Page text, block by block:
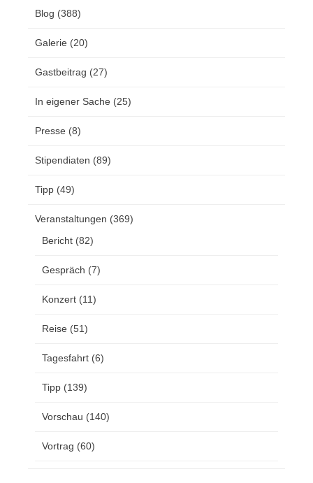
Blog (388)
Galerie (20)
Gastbeitrag (27)
In eigener Sache (25)
Presse (8)
Stipendiaten (89)
Tipp (49)
Veranstaltungen (369)
Bericht (82)
Gespräch (7)
Konzert (11)
Reise (51)
Tagesfahrt (6)
Tipp (139)
Vorschau (140)
Vortrag (60)